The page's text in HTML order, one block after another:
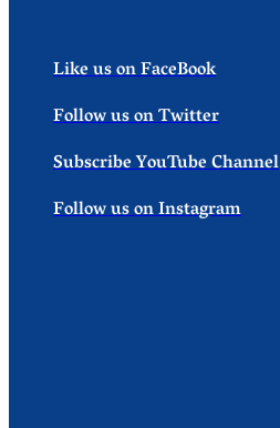
Like us on FaceBook
Follow us on Twitter
Subscribe YouTube Channel
Follow us on Instagram